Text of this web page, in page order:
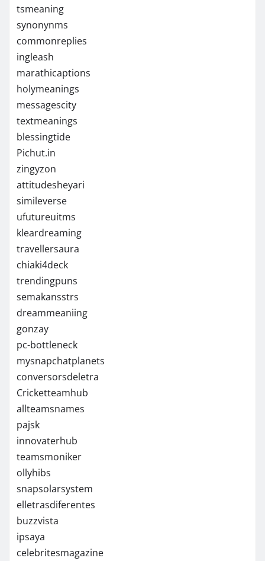
tsmeaning
synonynms
commonreplies
ingleash
marathicaptions
holymeanings
messagescity
textmeanings
blessingtide
Pichut.in
zingyzon
attitudesheyari
simileverse
ufutureuitms
kleardreaming
travellersaura
chiaki4deck
trendingpuns
semakansstrs
dreammeaniing
gonzay
pc-bottleneck
mysnapchatplanets
conversorsdeletra
Cricketteamhub
allteamsnames
pajsk
innovaterhub
teamsmoniker
ollyhibs
snapsolarsystem
elletrasdiferentes
buzzvista
ipsaya
celebritesmagazine